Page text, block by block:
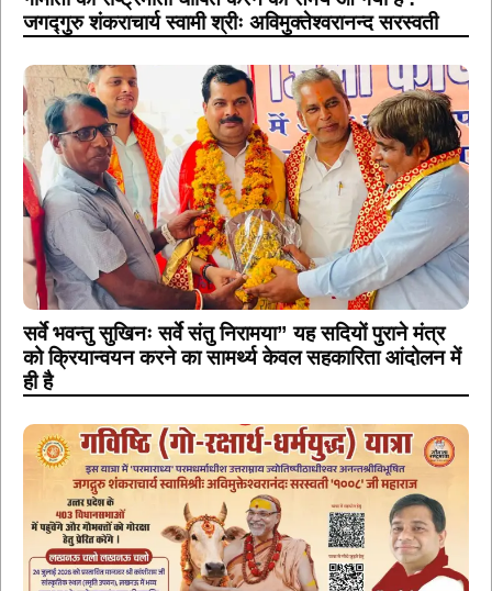
जगद्गुरु शंकराचार्य स्वामी श्रीः अविमुक्तेश्वरानन्द सरस्वती
सर्वे भवन्तु सुखिनः सर्वे संतु निरामया” यह सदियों पुराने मंत्र
को क्रियान्वयन करने का सामर्थ्य केवल सहकारिता आंदोलन में
ही है